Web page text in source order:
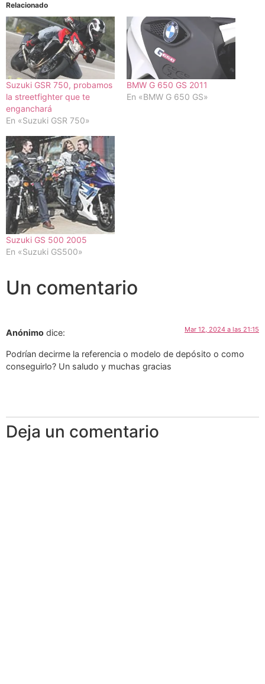
Relacionado
Suzuki GSR 750, probamos
la streetfighter que te
enganchará
En «Suzuki GSR 750»
BMW G 650 GS 2011
En «BMW G 650 GS»
Suzuki GS 500 2005
En «Suzuki GS500»
Un comentario
Anónimo dice: Mar 12, 2024 a las 21:15
Podrían decirme la referencia o modelo de depósito o como
conseguirlo? Un saludo y muchas gracias
Deja un comentario